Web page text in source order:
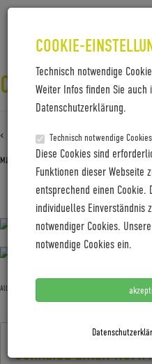
COOKIE-
Technisch notwendige
Weiter Infos finden Sie auch
Datenschutzerklärung.
Technisch notwendige Cookies
Diese Cookies sind
Funktionen dieser Webseite
entsprechend einen Cookie.
individuelles Einverständnis
notwendiger Cookies.
notwendige Cookies ein.
CW23-DAY3-
‹ Zurück zuCW23-Day3-
März 19, 2025 Gabi Jung—No Comments
CW23-Day3-
Allgemein
SCHREIBE EINEN